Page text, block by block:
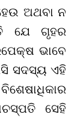
ଅଥବା ନ
ଯେ ଗୃହର
ଭାବେ
ସଦସ୍ୟ ଏହି
ସେହି